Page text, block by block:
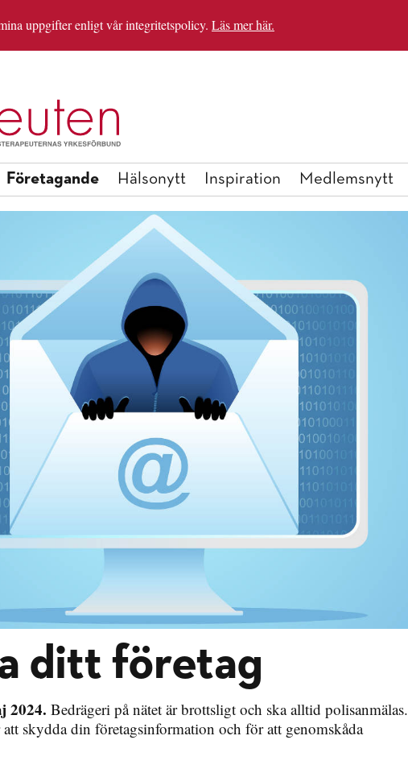
uppgifter enligt vår integritetspolicy. Läs mer här.
Företagande Hälsonytt Inspiration Medlemsnytt
BLI MEDLEM
ditt företag
2024. Bedrägeri på nätet är brottsligt och ska alltid polisanmälas.
skydda din företagsinformation och för att genomskåda